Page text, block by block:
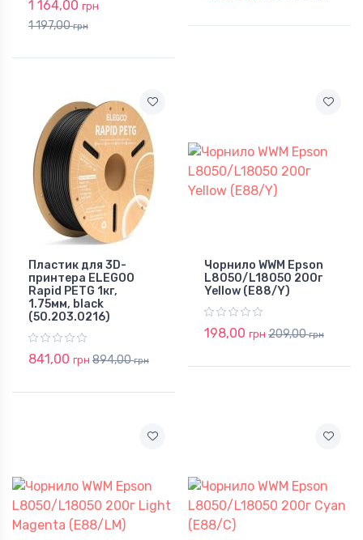
1 164,00 грн
1 197,00грн
Пластик для 3D-
принтера ELEGOO
Rapid PETG 1кг,
1.75мм, black
(50.203.0216)
841,00 грн 894,00грн
Чорнило WWM Epson
L8050/L18050 200г
Yellow (E88/Y)
198,00 грн 209,00грн